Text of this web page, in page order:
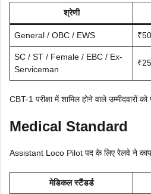
श्रेणी
General / OBC / EWS
SC / ST / Female / EBC / Ex-
Serviceman
CBT-1 परीक्षा में शामिल होने वाले उम्मीदवारों
Medical Standard
Assistant Loco Pilot पद के लिए रेलवे ने
मेडिकल स्टैंडर्ड